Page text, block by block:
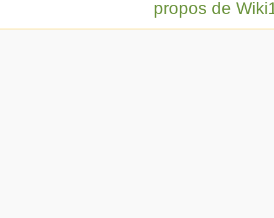
propos de